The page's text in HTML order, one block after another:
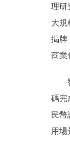
理研
大規
揭牌
商業
智
碼完
民幣
用場
（